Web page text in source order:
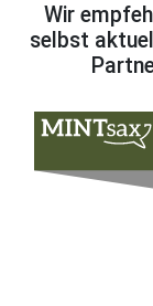
Wir
selbst